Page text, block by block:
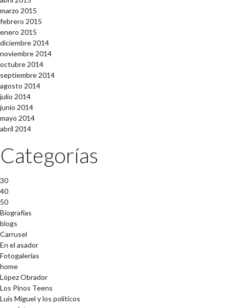
marzo 2015
febrero 2015
enero 2015
diciembre 2014
noviembre 2014
octubre 2014
septiembre 2014
agosto 2014
julio 2014
junio 2014
mayo 2014
abril 2014
Categorías
30
40
50
Biografías
blogs
Carrusel
En el asador
Fotogalerías
home
López Obrador
Los Pinos Teens
Luis Miguel y los políticos